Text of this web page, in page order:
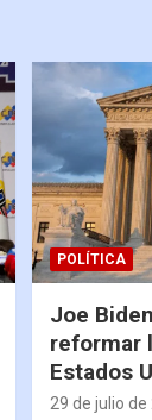
POLÍTICA
Joe
reformar
Estados
29 de julio de